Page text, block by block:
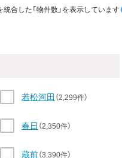
合した「物件数」を表示しています
若松河田 （2,299件）
春日 （2,350件）
蔵前（3,390件）